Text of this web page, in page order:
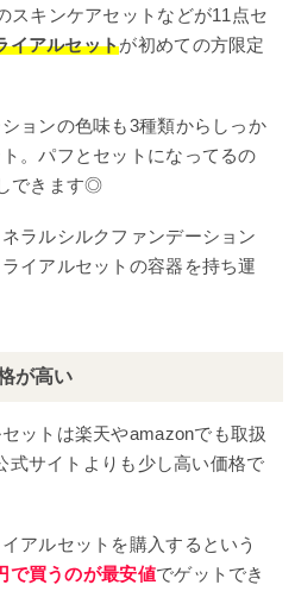
スキンケアセットなどが11点セ
イアルセットが初めての方限定
ョンの色味も3種類からしっか
。パフとセットになってるの
できます◎
ラルシルクファンデーション
イアルセットの容器を持ち運
が高い
ットは楽天やamazonでも取扱
式サイトよりも少し高い価格で
アルセットを購入するという
で買うのが最安値でゲットでき